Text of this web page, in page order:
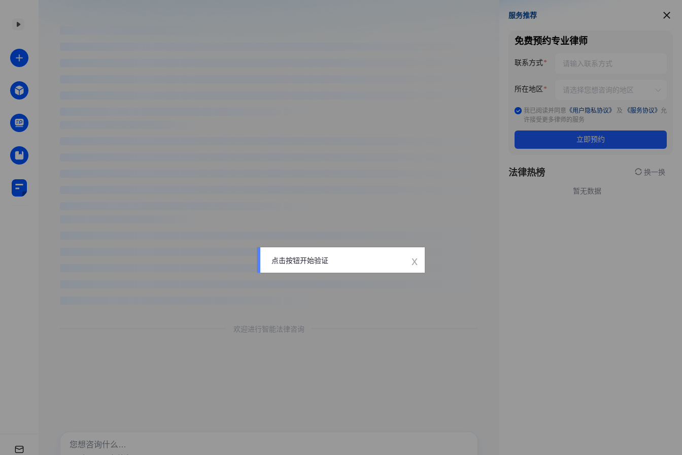
欢迎进行智能法律咨询
服务推荐
服务推荐
免费预约专业律师
联系方式
所在地区
我已阅读并同意 《用户隐私协议》 及 《服务协议》 允
许接受更多律师的服务
立即预约
法律热榜 换一换
暂无数据
点击按钮开始验证 x